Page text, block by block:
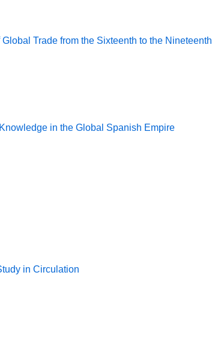
Trade from the Sixteenth to the Nineteenth
in the Global Spanish Empire
in Circulation